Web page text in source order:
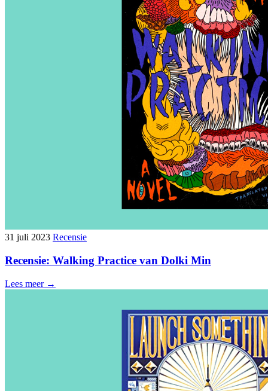
31 juli 2023 Recensie
Recensie: Walking Practice van Dolki Min
Lees meer →